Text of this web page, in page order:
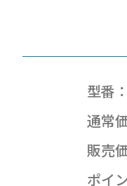
型番：
通常
販売
ポイ